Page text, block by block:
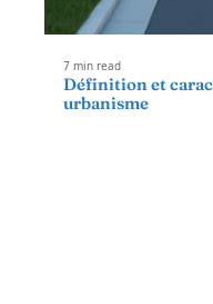
7 min read
Définition et
urbanisme